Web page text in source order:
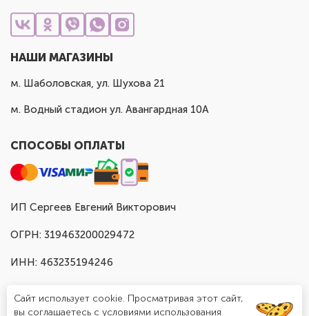
НАШИ МАГАЗИНЫ
м. Шаболовская, ул. Шухова 21
м. Водный стадион ул. Авангардная 10А
СПОСОБЫ ОПЛАТЫ
ИП Сергеев Евгений Викторович
ОГРН: 319463200029472
ИНН: 463235194246
Сайт использует cookie. Просматривая этот сайт,
вы соглашаетесь с условиями использования